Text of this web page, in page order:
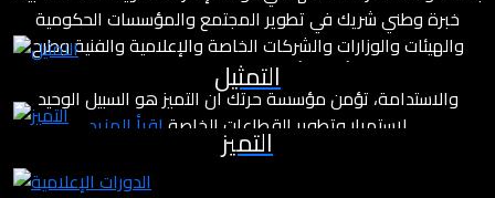
خبرة وطني شريك في تطوير المجتمع والمؤسسات الحكومية
والهيئات والوزارات والشركات الخاصة والإعلامية والفنية وطرح
مشاريع درامية وأفلام بأسلوب مختلف يعتمد على معايير التميز
والاستدامة، تؤمن مؤسسة حرتك أن التميز هو السبيل الوحيد
لاستمرار وتطوير القطاعات الخاصة اقرأ المزيد
التمثيل
التميز